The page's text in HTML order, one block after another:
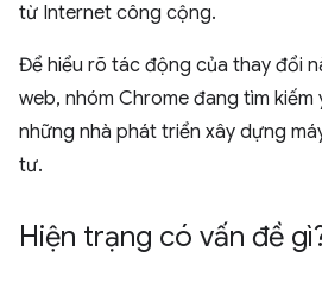
từ Internet công cộng.
Để hiểu rõ tác động của thay đổi
web, nhóm Chrome đang tìm kiếm
những nhà phát triển xây dựng
tư.
Hiện trạng có vấn đề